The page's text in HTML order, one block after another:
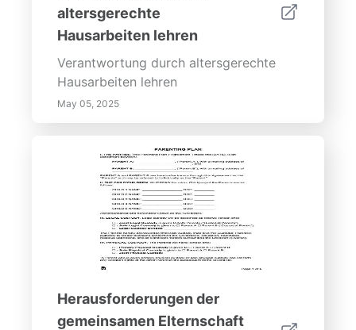
altersgerechte
Hausarbeiten lehren
Verantwortung durch altersgerechte
Hausarbeiten lehren
May 05, 2025
Herausforderungen der
gemeinsamen Elternschaft